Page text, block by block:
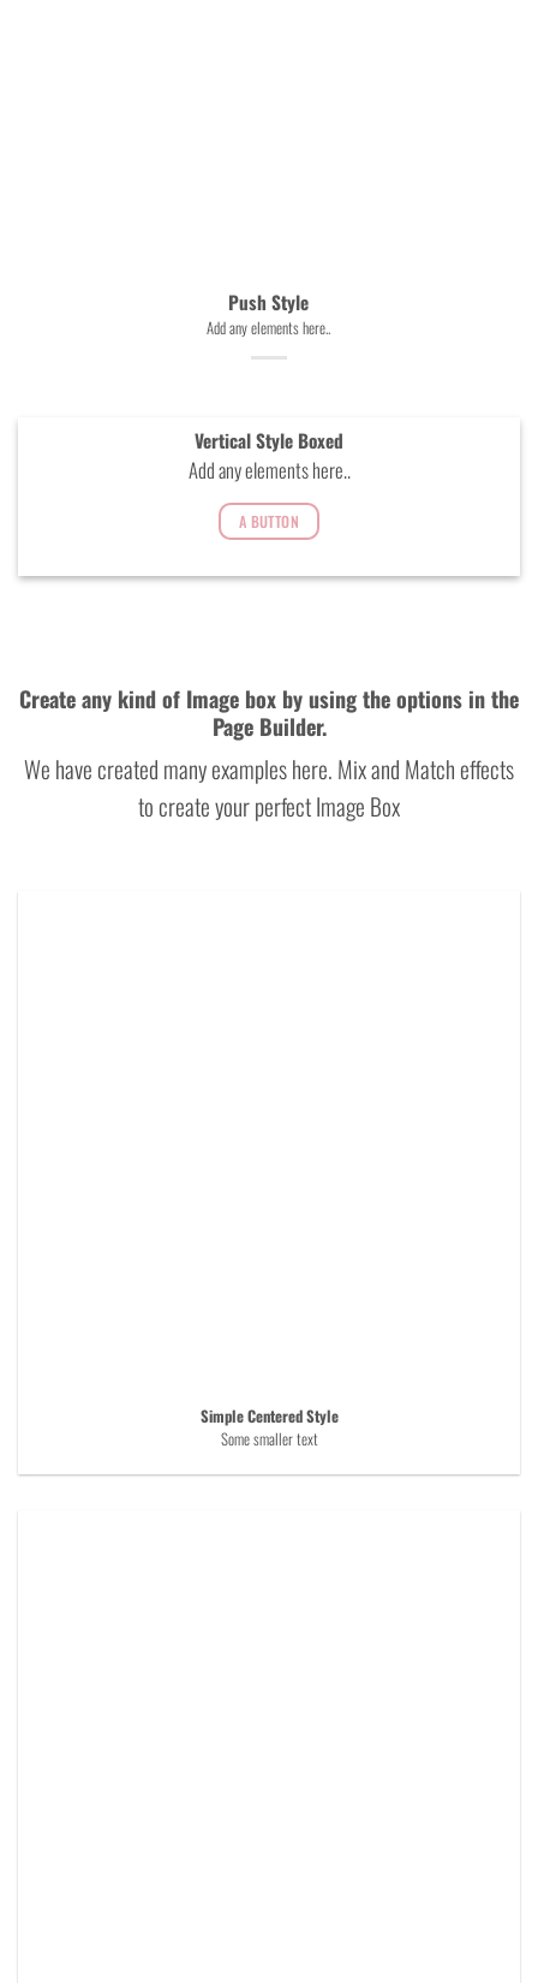
Push Style
Add any elements here..
Vertical Style Boxed
Add any elements here..
A BUTTON
Create any kind of Image box by using the options in the
Page Builder.
We have created many examples here. Mix and Match effects
to create your perfect Image Box
Simple Centered Style
Some smaller text